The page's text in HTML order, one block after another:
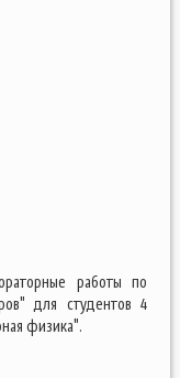
работы по
для студентов 4
физика".